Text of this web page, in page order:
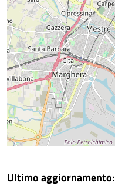
Ultimo aggiornamento: